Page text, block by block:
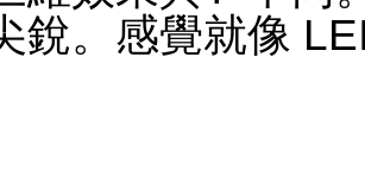
銳。感覺就像